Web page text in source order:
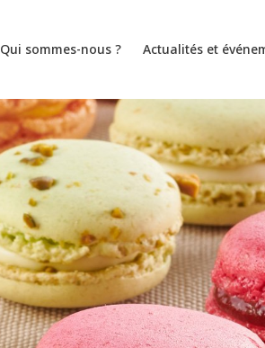
Qui sommes-nous ? Actualités et